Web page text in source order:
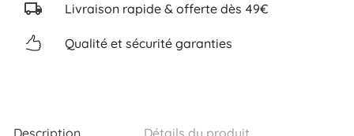
Livraison rapide & offerte dès 49€
Qualité et sécurité garanties
Description Détails du produit